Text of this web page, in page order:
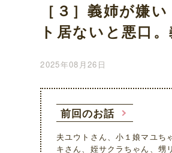
［３］義姉が嫌
ト居ないと悪口
2025年08月26日
前回のお話
夫ユウトさん、小１娘マユち
キさん、姪サクラちゃん、甥